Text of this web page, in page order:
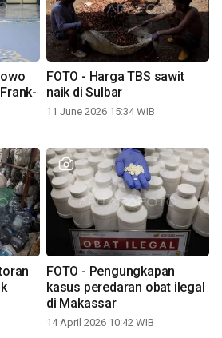
FOTO - Harga TBS sawit
naik di Sulbar
11 June 2026 15:34 WIB
FOTO - Pengungkapan
kasus peredaran obat ilegal
di Makassar
14 April 2026 10:42 WIB